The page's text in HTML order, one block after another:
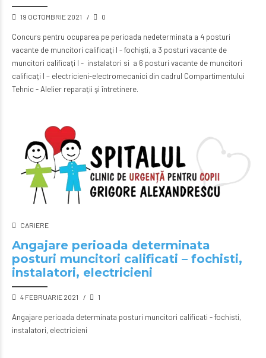
19 OCTOMBRIE 2021 0
Concurs pentru ocuparea pe perioada nedeterminata a 4 posturi
vacante de muncitori calificaţi I - fochişti, a 3 posturi vacante de
muncitori calificaţi I - instalatori si a 6 posturi vacante de muncitori
calificaţi I – electricieni-electromecanici din cadrul Compartimentului
Tehnic - Alelier reparaţii şi întretinere.
CARIERE
Angajare perioada determinata
posturi muncitori calificati – fochisti,
instalatori, electricieni
4 FEBRUARIE 2021 1
Angajare perioada determinata posturi muncitori calificati - fochisti,
instalatori, electricieni